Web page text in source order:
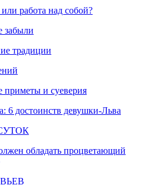
работа над собой?
забыли
традиции
приметы и суеверия
6 достоинств девушки-Льва
обладать процветающий